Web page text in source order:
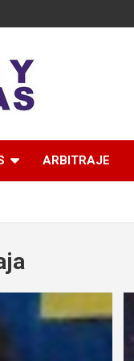
ARBITRAJE